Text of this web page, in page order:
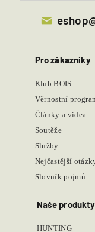
Pro zákazníky
Klub BOIS
Věrnostní
Články a videa
Soutěže
Služby
Nejčastější
Slovník pojmů
Naše produkty
HUNTING